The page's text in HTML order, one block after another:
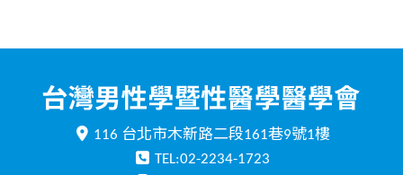
116 台北市木新路二段161巷9號1樓
TEL:02-2234-1723